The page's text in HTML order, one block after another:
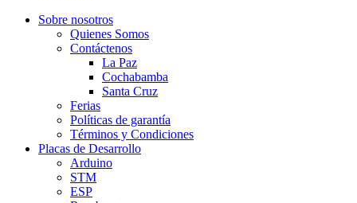
Sobre nosotros
Quienes Somos
Contáctenos
La Paz
Cochabamba
Santa Cruz
Ferias
Políticas de garantía
Términos y Condiciones
Placas de Desarrollo
Arduino
STM
ESP